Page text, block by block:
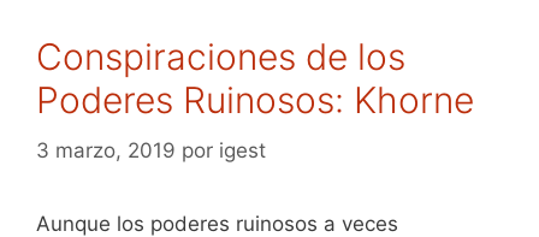
Conspiraciones de los
Poderes Ruinosos: Khorne
3 marzo, 2019 por igest
Aunque los poderes ruinosos a veces